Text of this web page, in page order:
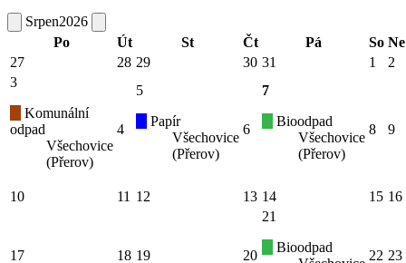
Srpen2026
Po
Út St Čt Pá So Ne
27
28 29 30 31 1
2
3
Komunální
odpad
Všechovice
(Přerov)
4
5
Papír
Všechovice
(Přerov)
6
7
Bioodpad
Všechovice
(Přerov)
8 9
10 11 12 13 14 15 16
17 18 19 20
21
Bioodpad
22 23